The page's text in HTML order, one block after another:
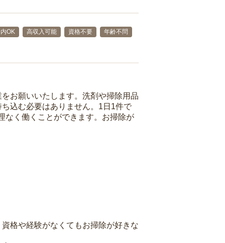
OK 高収入可能 資格不要
年齢不問
お願いいたします。洗剤や掃除用品
込む必要はありません。1日1件で
なく働くことができます。お掃除が
格や経験がなくてもお掃除が好きな